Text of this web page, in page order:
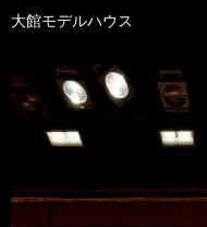
大館モデルハウス